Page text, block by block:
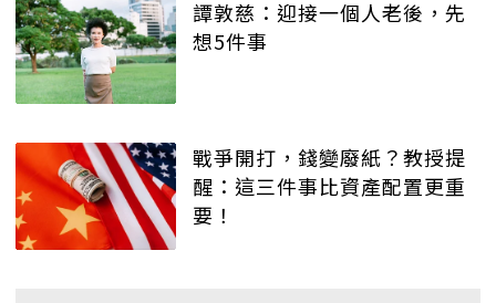
譚敦慈：迎接一個人老後，先
想5件事
戰爭開打，錢變廢紙？教授提
醒：這三件事比資產配置更重
要！